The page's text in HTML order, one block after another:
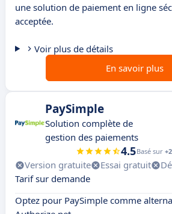
une solution de paiement en ligne
acceptée.
Voir plus de détails
En savoir plus
PaySimple
Solution complète de
gestion des paiements
4.5Basé sur
Version gratuite Essai gratuit
Tarif sur demande
Optez pour PaySimple comme